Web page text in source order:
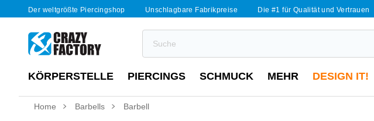
Der weltgrößte Piercingshop Unschlagbare Fabrikpreise Die #1 für Qualität und Vertrauen
KÖRPERSTELLE PIERCINGS SCHMUCK MEHR DESIGN IT!
Home Barbells Barbell